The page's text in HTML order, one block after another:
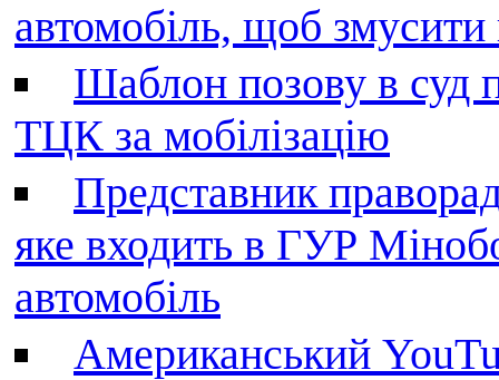
автомобіль, щоб
Шаблон позову в суд
ТЦК за мобілізацію
Представник
яке входить в ГУР
автомобіль
Американський